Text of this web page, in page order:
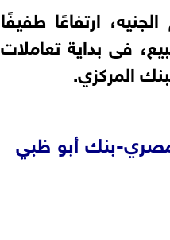
ارتفاعًا طفيفًا
فى بداية تعاملات
بنك أبو ظبي